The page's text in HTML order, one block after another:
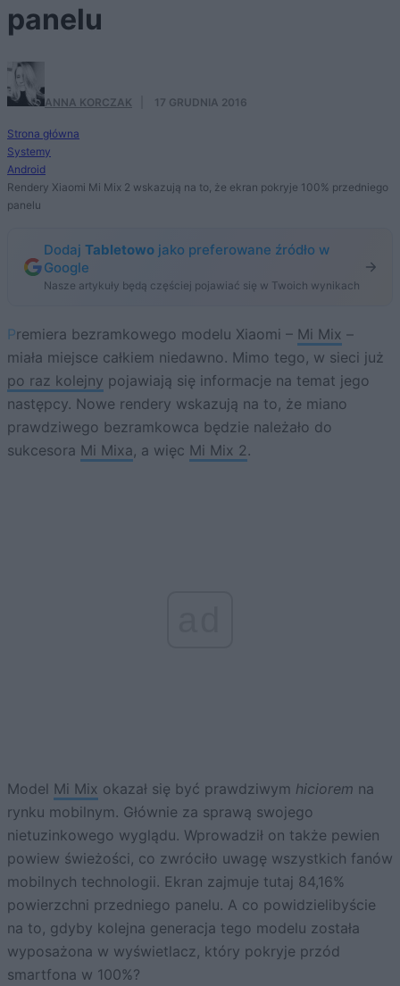
panelu
ANNA KORCZAK 17 GRUDNIA 2016
Strona główna
Systemy
Android
Rendery Xiaomi Mi Mix 2 wskazują na to, że ekran pokryje 100% przedniego
panelu
Dodaj Tabletowo jako preferowane źródło w
Google
Nasze artykuły będą częściej pojawiać się w Twoich wynikach
Premiera bezramkowego modelu Xiaomi – Mi Mix –
miała miejsce całkiem niedawno. Mimo tego, w sieci już
po raz kolejny pojawiają się informacje na temat jego
następcy. Nowe rendery wskazują na to, że miano
prawdziwego bezramkowca będzie należało do
sukcesora Mi Mixa, a więc Mi Mix 2.
Model Mi Mix okazał się być prawdziwym hiciorem na
rynku mobilnym. Głównie za sprawą swojego
nietuzinkowego wyglądu. Wprowadził on także pewien
powiew świeżości, co zwróciło uwagę wszystkich fanów
mobilnych technologii. Ekran zajmuje tutaj 84,16%
powierzchni przedniego panelu. A co powidzielibyście
na to, gdyby kolejna generacja tego modelu została
wyposażona w wyświetlacz, który pokryje przód
smartfona w 100%?